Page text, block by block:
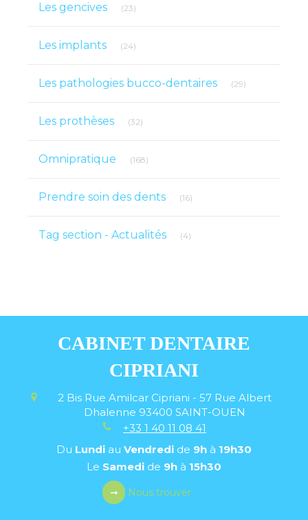
Les gencives (23)
Les implants (24)
Les pathologies bucco-dentaires (29)
Les prothèses (32)
Omnipratique (168)
Prendre soin des dents (16)
Tag section - Actualités (4)
CABINET DENTAIRE
CIPRIANI
2 Bis Rue Amilcar Cipriani - 57 Rue Albert
Dhalenne 93400 SAINT-OUEN
+33 1 40 11 08 41
Du Lundi au Vendredi de 9h à 19h30
Le Samedi de 9h à 15h30
Nous trouver